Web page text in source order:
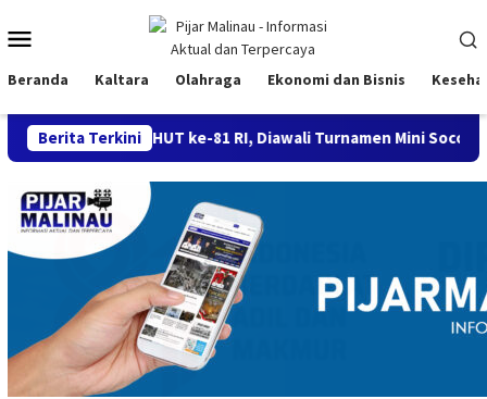
ke
Mobile
Beranda Kaltara Olahraga Ekonomi dan Bisnis
Berita Terkini
HUT ke-81 RI, Diawali Turnamen Mini Soccer hingga